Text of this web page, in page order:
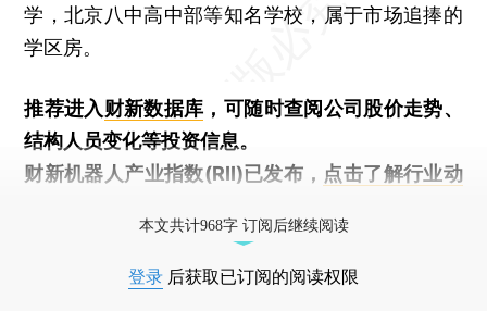
学，北京八中高中部等知名学校，属于市场追捧的
学区房。
推荐进入财新数据库 ，可随时查阅公司股价走势、
结构人员变化等投资信息。
财新机器人产业指数(RII)已发布， 点击了解行业动
本文共计968字 订阅后继续阅读
登录 后获取已订阅的阅读权限